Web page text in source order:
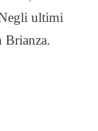
ultimi
Brianza.